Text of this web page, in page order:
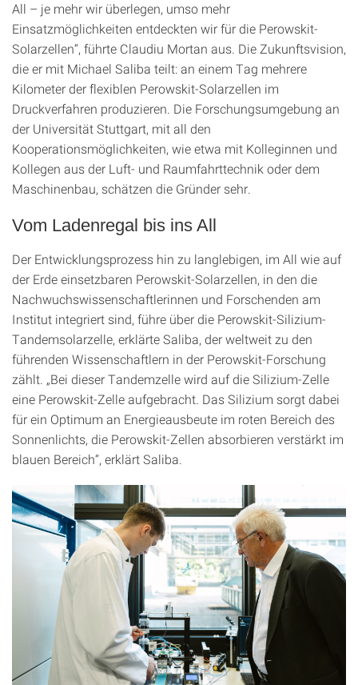
All – je mehr wir überlegen, umso mehr
Einsatzmöglichkeiten entdeckten wir für die Perowskit-
Solarzellen“, führte Claudiu Mortan aus. Die Zukunftsvision,
die er mit Michael Saliba teilt: an einem Tag mehrere
Kilometer der flexiblen Perowskit-Solarzellen im
Druckverfahren produzieren. Die Forschungsumgebung an
der Universität Stuttgart, mit all den
Kooperationsmöglichkeiten, wie etwa mit Kolleginnen und
Kollegen aus der Luft- und Raumfahrttechnik oder dem
Maschinenbau, schätzen die Gründer sehr.
Vom Ladenregal bis ins All
Der Entwicklungsprozess hin zu langlebigen, im All wie auf
der Erde einsetzbaren Perowskit-Solarzellen, in den die
Nachwuchswissenschaftlerinnen und Forschenden am
Institut integriert sind, führe über die Perowskit-Silizium-
Tandemsolarzelle, erklärte Saliba, der weltweit zu den
führenden Wissenschaftlern in der Perowskit-Forschung
zählt. „Bei dieser Tandemzelle wird auf die Silizium-Zelle
eine Perowskit-Zelle aufgebracht. Das Silizium sorgt dabei
für ein Optimum an Energieausbeute im roten Bereich des
Sonnenlichts, die Perowskit-Zellen absorbieren verstärkt im
blauen Bereich“, erklärt Saliba.